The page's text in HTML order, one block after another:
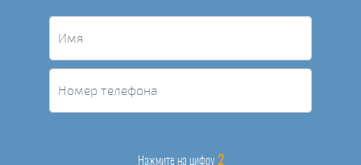
Нажмите на цифру 2